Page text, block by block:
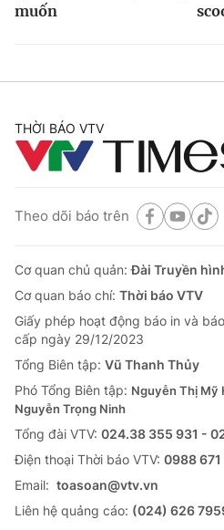
muốn
THỜI BÁO VTV
Theo dõi báo trên
Cơ quan chủ quản:Đài Truyền
Cơ quan báo chí: Thời báo VTV
Giấy phép hoạt động báo in và
cấp ngày 29/12/2023
Tổng Biên tập: Vũ Thanh Thủy
Phó Tổng Biên tập: Nguyễn Thị Mỹ
Nguyễn Trọng Ninh
Tổng đài VTV: 024.38 355 931 -
Ðiện thoại Thời báo VTV: 0988 671
Email: toasoan@vtv.vn
Liên hệ quảng cáo: (024) 626